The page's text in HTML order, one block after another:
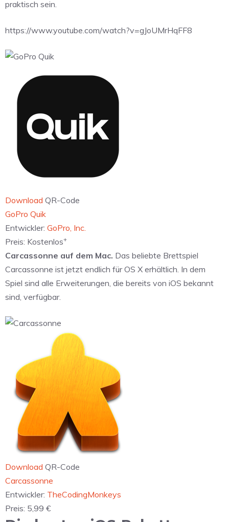
praktisch sein.
https://www.youtube.com/watch?v=gJoUMrHqFF8
Download QR-Code
‎GoPro Quik
Entwickler: GoPro, Inc.
Preis: Kostenlos+
Carcassonne auf dem Mac. Das beliebte Brettspiel
Carcassonne ist jetzt endlich für OS X erhältlich. In dem
Spiel sind alle Erweiterungen, die bereits von iOS bekannt
sind, verfügbar.
Download QR-Code
‎Carcassonne
Entwickler: TheCodingMonkeys
Preis: 5,99 €